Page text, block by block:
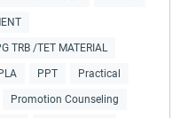
TRB /TET MATERIAL
PLA PPT Practical
Promotion Counseling